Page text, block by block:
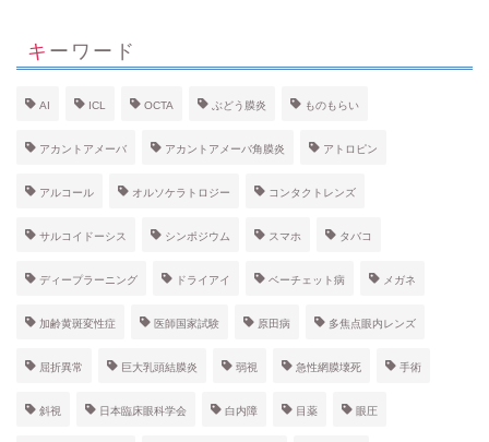
キーワード
AI ICL OCTA ぶどう膜炎 ものもらい
アカントアメーバ アカントアメーバ角膜炎 アトロピン
アルコール オルソケラトロジー コンタクトレンズ
サルコイドーシス シンポジウム スマホ タバコ
ディープラーニング ドライアイ ベーチェット病 メガネ
加齢黄斑変性症 医師国家試験 原田病 多焦点眼内レンズ
屈折異常 巨大乳頭結膜炎 弱視 急性網膜壊死 手術
斜視 日本臨床眼科学会 白内障 目薬 眼圧